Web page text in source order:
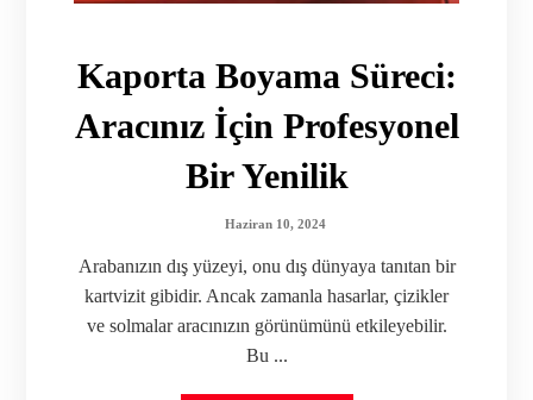
Kaporta Boyama Süreci:
Aracınız İçin Profesyonel
Bir Yenilik
Haziran 10, 2024
Arabanızın dış yüzeyi, onu dış dünyaya tanıtan bir
kartvizit gibidir. Ancak zamanla hasarlar, çizikler
ve solmalar aracınızın görünümünü etkileyebilir.
Bu ...